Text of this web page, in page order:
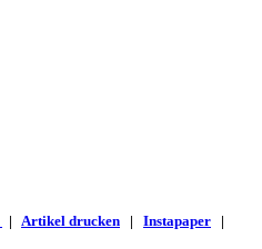
| Artikel drucken | Instapaper |